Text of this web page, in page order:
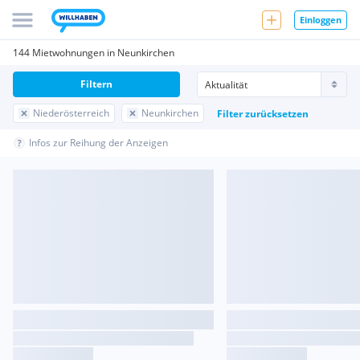
Einloggen
144 Mietwohnungen in Neunkirchen
Niederösterreich Neunkirchen Filter zurücksetzen
Filtern
Infos zur Reihung der Anzeigen